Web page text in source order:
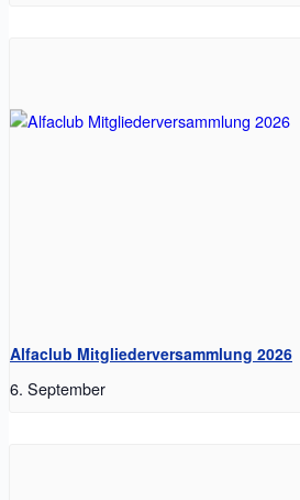
Alfaclub Mitgliederversammlung 2026
6. September